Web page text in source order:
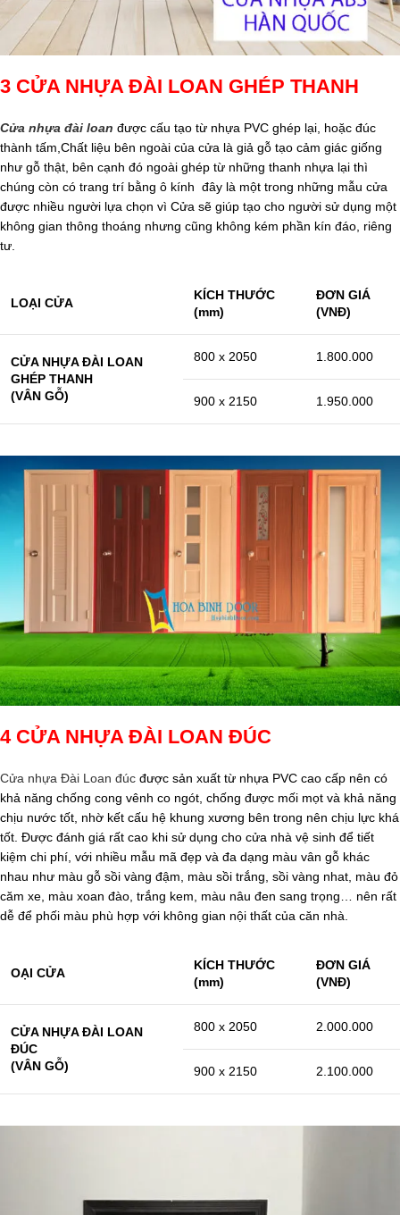
3 CỬA NHỰA ĐÀI LOAN GHÉP THANH
Cửa nhựa đài loan được cấu tạo từ nhựa PVC ghép lại, hoặc đúc
thành tấm,Chất liệu bên ngoài của cửa là giả gỗ tạo cảm giác giống
như gỗ thật, bên cạnh đó ngoài ghép từ những thanh nhựa lại thì
chúng còn có trang trí bằng ô kính đây là một trong những mẫu cửa
được nhiều người lựa chọn vì Cửa sẽ giúp tạo cho người sử dụng một
không gian thông thoáng nhưng cũng không kém phần kín đáo, riêng
tư.
LOẠI CỬA
KÍCH THƯỚC
(mm)
ĐƠN GIÁ
(VNĐ)
CỬA NHỰA ĐÀI LOAN
GHÉP THANH
(VÂN GỖ)
800 x 2050 1.800.000
900 x 2150 1.950.000
4 CỬA NHỰA ĐÀI LOAN ĐÚC
Cửa nhựa Đài Loan đúc được sản xuất từ nhựa PVC cao cấp nên có
khả năng chống cong vênh co ngót, chống được mối mọt và khả năng
chịu nước tốt, nhờ kết cấu hệ khung xương bên trong nên chịu lực khá
tốt. Được đánh giá rất cao khi sử dụng cho cửa nhà vệ sinh để tiết
kiệm chi phí, với nhiều mẫu mã đẹp và đa dạng màu vân gỗ khác
nhau như màu gỗ sồi vàng đậm, màu sồi trắng, sồi vàng nhat, màu đỏ
căm xe, màu xoan đào, trắng kem, màu nâu đen sang trọng… nên rất
dễ để phối màu phù hợp với không gian nội thất của căn nhà.
OẠI CỬA
KÍCH THƯỚC
(mm)
ĐƠN GIÁ
(VNĐ)
CỬA NHỰA ĐÀI LOAN
ĐÚC
(VÂN GỖ)
800 x 2050 2.000.000
900 x 2150 2.100.000